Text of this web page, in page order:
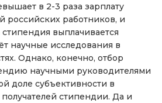
в 2-3 раза зарплату
российских работников, и
выплачивается
научные исследования в
Однако, конечно, отбор
научными руководителями
доле субъективности в
стипендии. Да и